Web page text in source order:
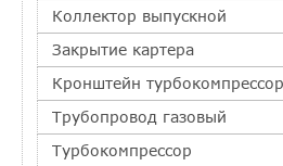
Коллектор выпускной
Закрытие картера
Кронштейн
Трубопровод газовый
Турбокомпрессор